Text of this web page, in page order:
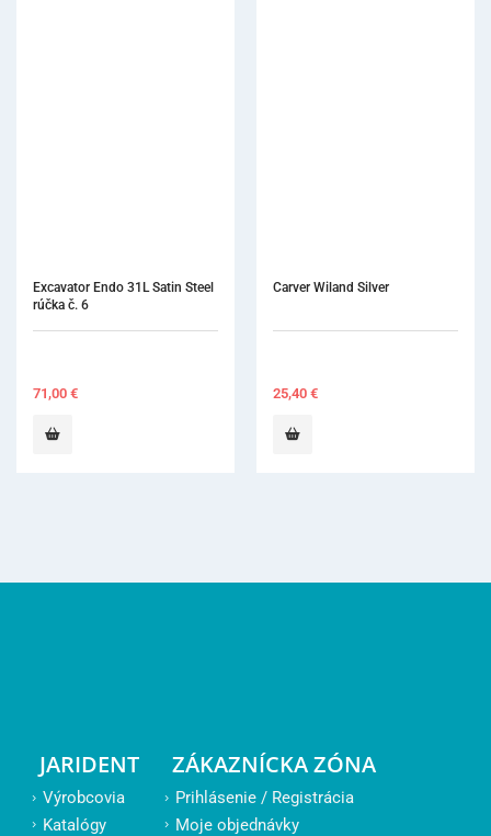
Carver Wiland Silver
Carver Hollenbach 3S
JARIDENT
Výrobcovia
Katalógy
ZÁKAZNÍCKA ZÓNA
Prihlásenie / Registrácia
Moje objednávky